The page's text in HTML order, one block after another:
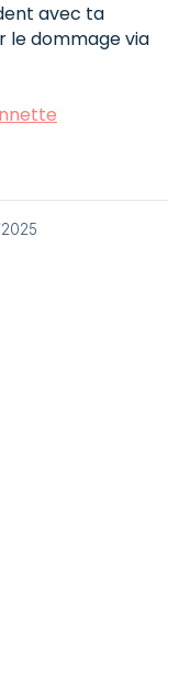
avec ta
le dommage via